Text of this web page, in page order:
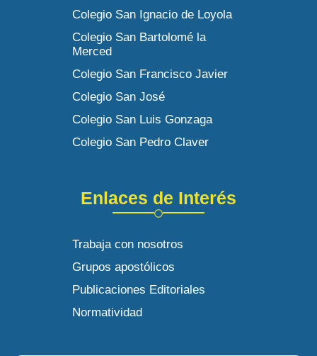
Colegio San Ignacio de Loyola
Colegio San Bartolomé la
Merced
Colegio San Francisco Javier
Colegio San José
Colegio San Luis Gonzaga
Colegio San Pedro Claver
Enlaces de Interés
Trabaja con nosotros
Grupos apostólicos
Publicaciones Editoriales
Normatividad